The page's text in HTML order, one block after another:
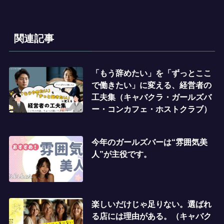
関連記事
「もう辞めたい」を「ずっとここ
で働きたい」に変える、経営者の
工夫集（キャバクラ・ガールズバ
ー・コンカフェ・ホストクラブ）
今年のガールズバーは“雰囲気美
人”が主役です。
楽しいだけじゃ足りない。選ばれ
る店には理由がある。（キャバク